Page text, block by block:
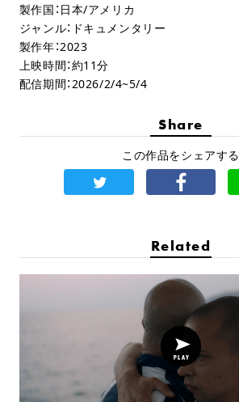
製作国：日本/アメリカ
ジャンル：ドキュメンタリー
製作年：2023
上映時間：約11分
配信期間：2026/2/4~5/4
Share
この作品をシェアする
Related